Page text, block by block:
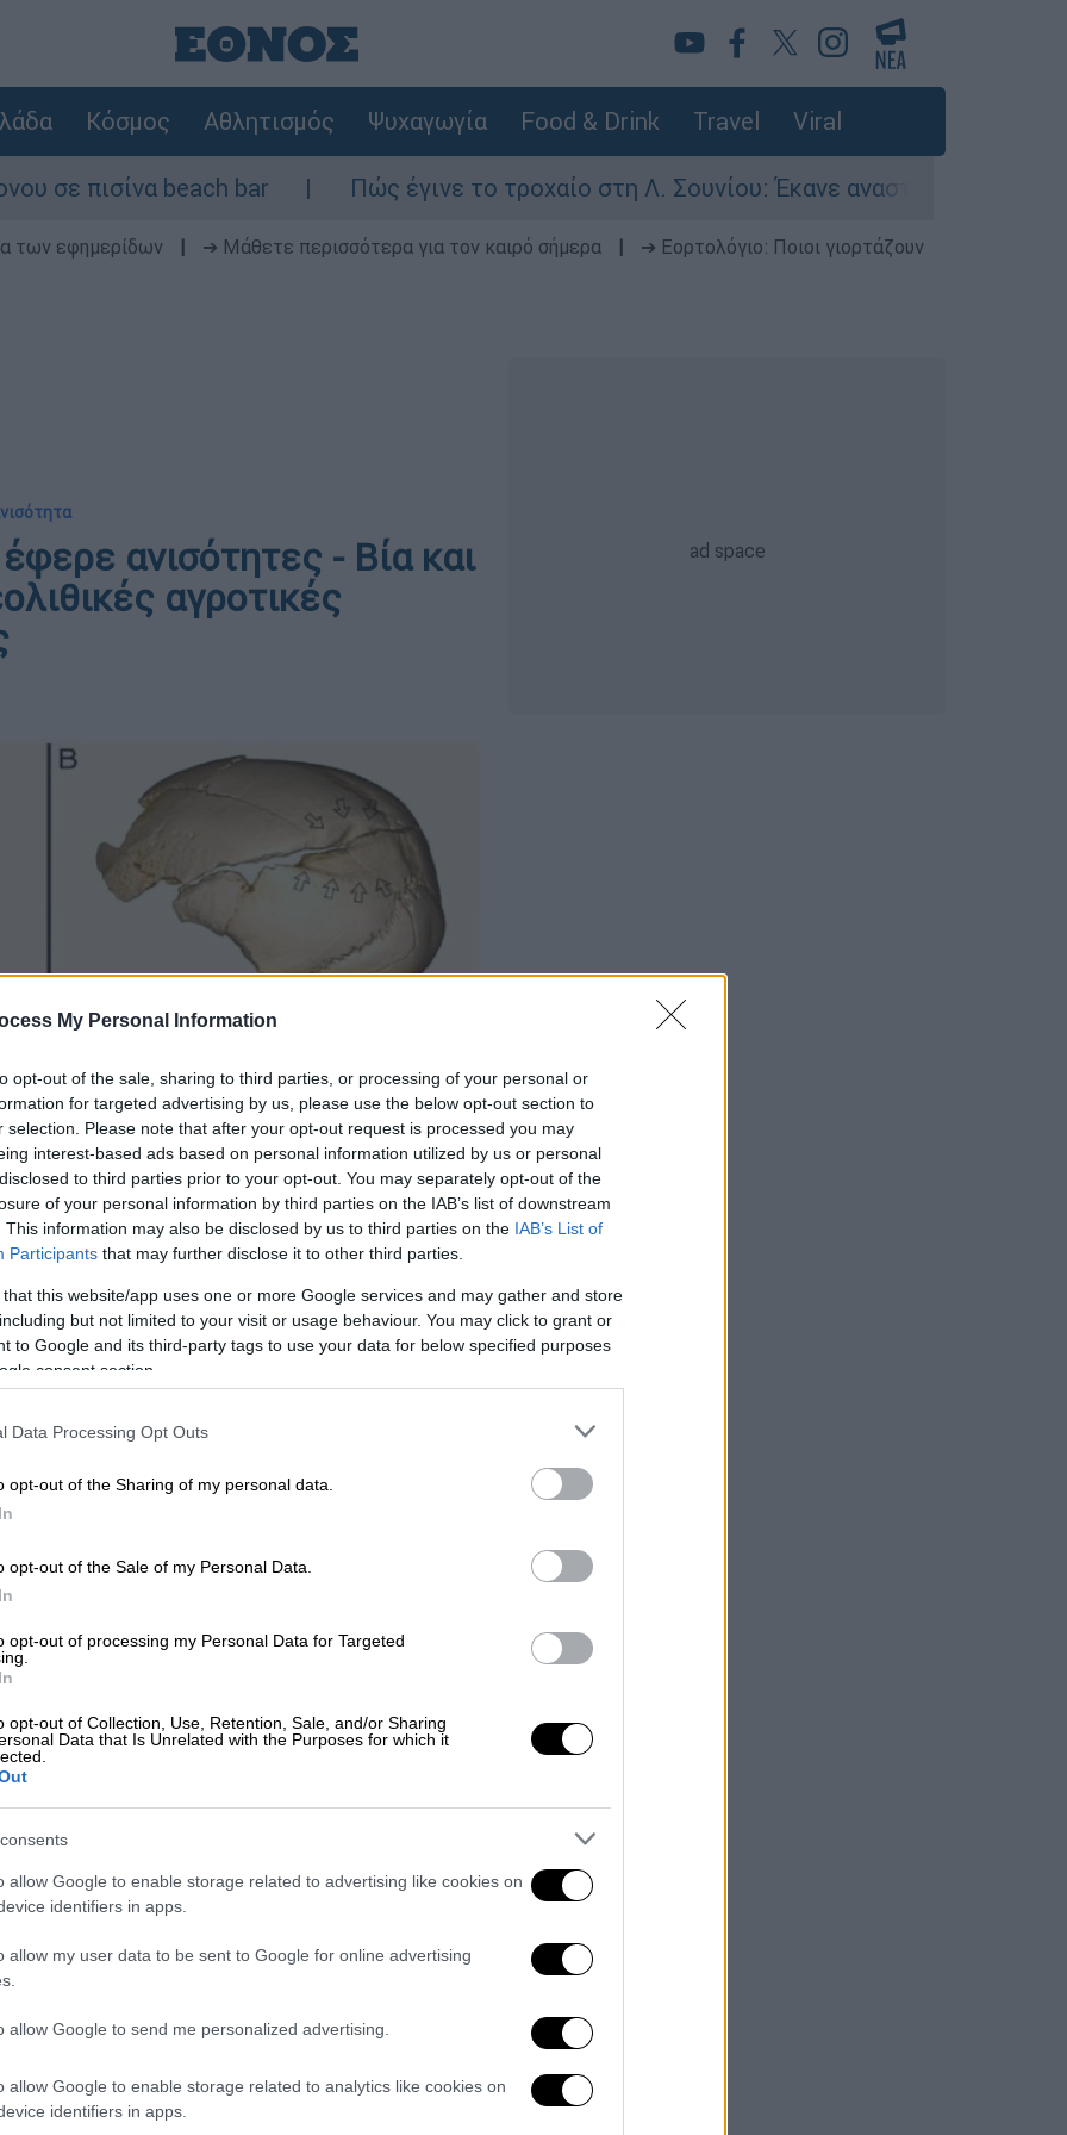
My Personal Information
opt-out of the sale, sharing to third parties, or processing of your personal or
for targeted advertising by us, please use the below opt-out section to
selection. Please note that after your opt-out request is processed you may
interest-based ads based on personal information utilized by us or personal
to third parties prior to your opt-out. You may separately opt-out of the
of your personal information by third parties on the IAB’s list of downstream
This information may also be disclosed by us to third parties on the IAB’s List of
Participants that may further disclose it to other third parties.
that this website/app uses one or more Google services and may gather and store
but not limited to your visit or usage behaviour. You may click to grant or
to Google and its third-party tags to use your data for below specified purposes
consent section.
Data Processing Opt Outs
opt-out of the Sharing of my personal data.
opt-out of the Sale of my Personal Data.
opt-out of processing my Personal Data for Targeted
opt-out of Collection, Use, Retention, Sale, and/or Sharing
Data that Is Unrelated with the Purposes for which it
allow Google to enable storage related to advertising like cookies on
identifiers in apps.
allow my user data to be sent to Google for online advertising
allow Google to send me personalized advertising.
allow Google to enable storage related to analytics like cookies on
identifiers in apps.
Κόσμος Αθλητισμός Ψυχαγωγία Food & Drink Travel Viral
beach bar Πώς έγινε το τροχαίο στη Λ. Σουνίου: Έκανε αναστροφή ο οδηγός -
των εφημερίδων ➔ Μάθετε περισσότερα για τον καιρό σήμερα
➔ Εορτολόγιο: Ποιοι γιορτάζουν
ανισότητες - Βία και
αγροτικές
κοινωνίες της Ευρώπης/ phys.org
το ΕΘΝΟΣ στη Google
κοινωνικώνστην
με νέα μελέτη. Η βία και ο
νεολιθικέςαγροτικές κοινωνίες της
6000 – 2000 π.Χ.
γεωργούς από 180 διαφορετικές
Δανία, Σουηδία και Ισπανία δείχνει ότι
από όπλα, κυρίως στο κρανίο,
Βρέθηκαν επίσης πολλές
υπόλοιπο σώμα, κυρίως από βέλη. Η
προδίδει την εξολόθρευση
ανισότητα
κατάλληλης για καλλιέργεια πιθανότατα
για την ενδημική βία.
δημοσίευσηστο περιοδικό της
ευρωπαϊκές περιοχές πριν 4.000
και βία ήταν συχνές και οδηγούσαν